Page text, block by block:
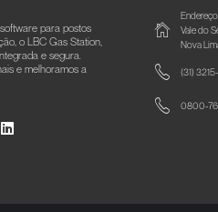
para postos
o LBC Gas Station,
e segura.
e melhoramos a
Vale do
Nova
(31)
0800-